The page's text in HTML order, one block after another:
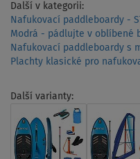
Další v kategorii:
Nafukovací paddleboardy -
Modrá - pádlujte v oblíbené
Nafukovací paddleboardy s
Plachty klasické pro
Další varianty: